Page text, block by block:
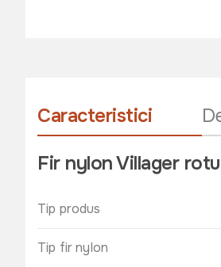
Caracteristici
Fir nylon Villager
Tip produs
Tip fir nylon